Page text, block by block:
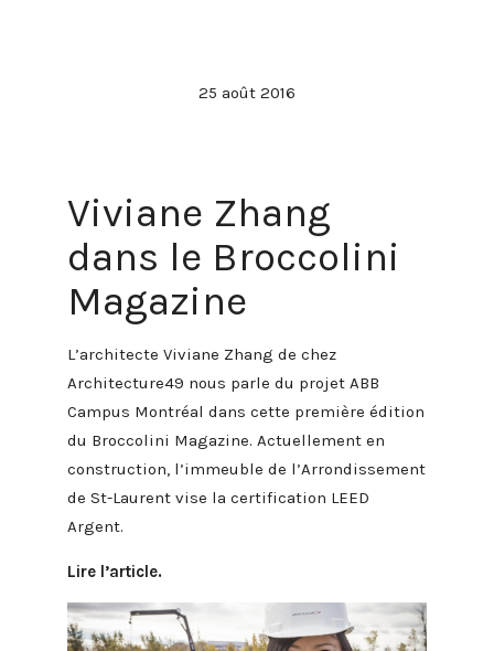
25 août 2016
Viviane Zhang
dans le Broccolini
Magazine
L’architecte Viviane Zhang de chez
Architecture49 nous parle du projet ABB
Campus Montréal dans cette première édition
du Broccolini Magazine. Actuellement en
construction, l’immeuble de l’Arrondissement
de St-Laurent vise la certification LEED
Argent.
Lire l’article.